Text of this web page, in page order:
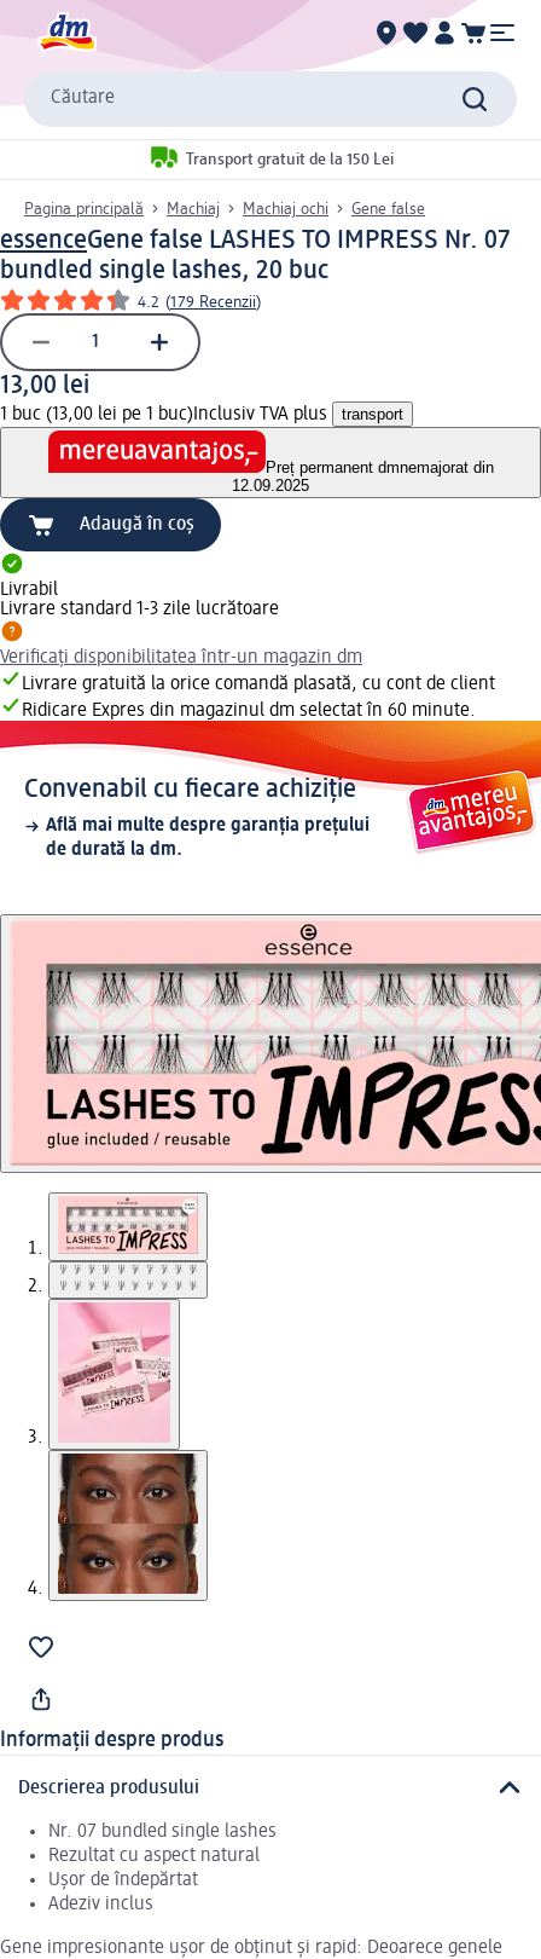
Căutare
Transport gratuit de la 150 Lei
Pagina principală Machiaj Machiaj ochi Gene false
essenceGene false LASHES TO IMPRESS Nr. 07
bundled single lashes, 20 buc
4.2 (179 Recenzii)
13,00 lei
1 buc (13,00 lei pe 1 buc) Inclusiv TVA plus transport
Preț permanent dmnemajorat din
12.09.2025
Adaugă în coș
Livrabil
Livrare standard 1-3 zile lucrătoare
Verificați disponibilitatea într-un magazin dm
Livrare gratuită la orice comandă plasată, cu cont de client
Ridicare Expres din magazinul dm selectat în 60 minute.
Convenabil cu fiecare achiziție
Află mai multe despre garanția prețului
de durată la dm.
Informații despre produs
Descrierea produsului
Nr. 07 bundled single lashes
Rezultat cu aspect natural
Ușor de îndepărtat
Adeziv inclus
Gene impresionante ușor de obținut și rapid: Deoarece genele